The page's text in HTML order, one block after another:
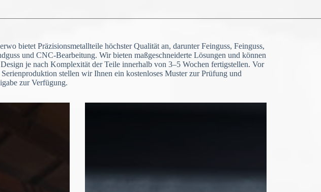
bietet Präzisionsmetallteile höchster Qualität an, darunter Feinguss, Feinguss,
und CNC-Bearbeitung. Wir bieten maßgeschneiderte Lösungen und können
je nach Komplexität der Teile innerhalb von 3–5 Wochen fertigstellen. Vor
Serienproduktion stellen wir Ihnen ein kostenloses Muster zur Prüfung und
zur Verfügung.